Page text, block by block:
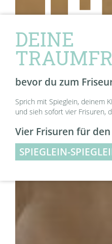
DEINE
bevor du zum
Sprich mit Spieglein, deinem
und sieh sofort vier Frisuren,
Vier Frisuren für
SPIEGLEIN-